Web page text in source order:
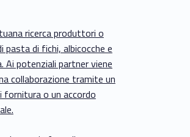
ricerca produttori o
pasta di fichi, albicocche e
Ai potenziali partner viene
collaborazione tramite un
fornitura o un accordo